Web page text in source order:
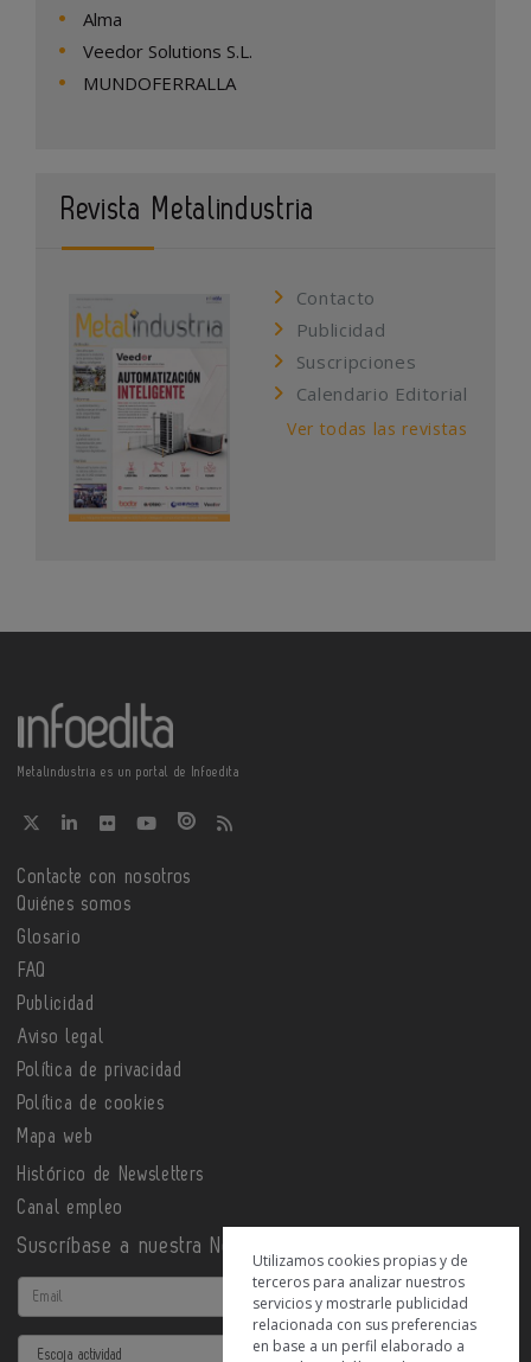
Alma
Veedor Solutions S.L.
MUNDOFERRALLA
Revista Metalindustria
Contacto
Publicidad
Suscripciones
Calendario Editorial
Ver todas las revistas
Metalindustria es un portal de Infoedita
Contacte con nosotros
Quiénes somos
Glosario
FAQ
Publicidad
Aviso legal
Política de privacidad
Política de cookies
Mapa web
Histórico de Newsletters
Canal empleo
Suscríbase a nuestra Newsletter
Email
Actividad
Utilizamos cookies propias y de
terceros para analizar nuestros
servicios y mostrarle publicidad
relacionada con sus preferencias
en base a un perfil elaborado a